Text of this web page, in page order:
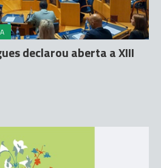
declarou aberta a XIII